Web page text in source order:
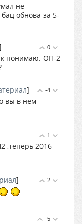
не
обнова за 5-
0
понимаю. ОП-2
-4
]
вы в нём
1
,теперь 2016
2
]
-5